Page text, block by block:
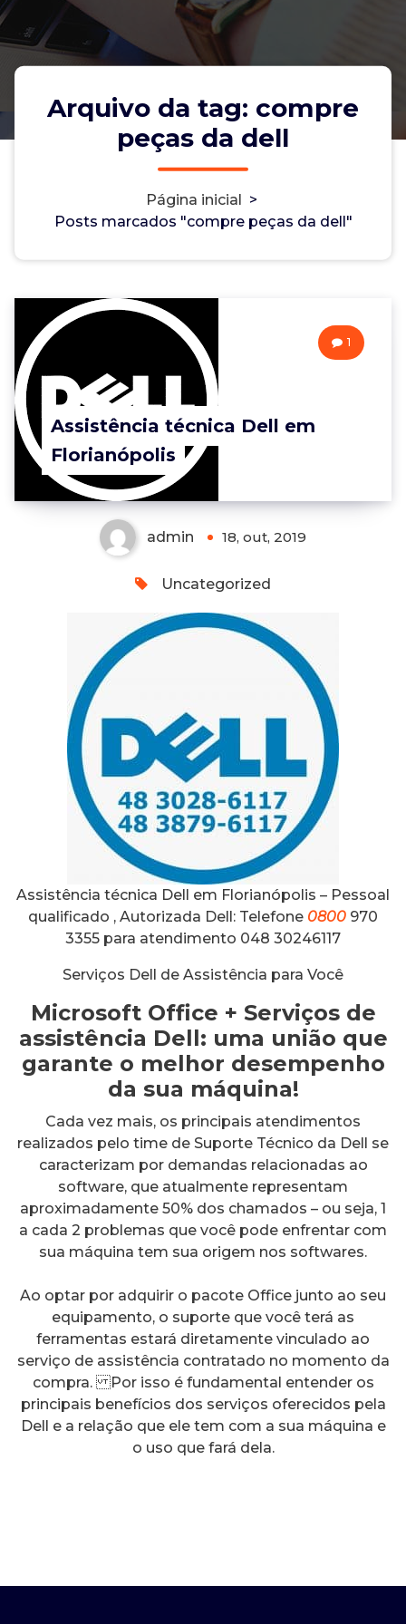
Arquivo da tag: compre
peças da dell
Página inicial >
Posts marcados "compre peças da dell"
Assistência técnica Dell em
Florianópolis
1
admin 18, out, 2019
Uncategorized
Assistência técnica Dell em Florianópolis – Pessoal
qualificado , Autorizada Dell: Telefone 0800 970
3355 para atendimento 048 30246117
Serviços Dell de Assistência para Você
Microsoft Office + Serviços de
assistência Dell: uma união que
garante o melhor desempenho
da sua máquina!
Cada vez mais, os principais atendimentos
realizados pelo time de Suporte Técnico da Dell se
caracterizam por demandas relacionadas ao
software, que atualmente representam
aproximadamente 50% dos chamados – ou seja, 1
a cada 2 problemas que você pode enfrentar com
sua máquina tem sua origem nos softwares.
Ao optar por adquirir o pacote Office junto ao seu
equipamento, o suporte que você terá as
ferramentas estará diretamente vinculado ao
serviço de assistência contratado no momento da
compra. Por isso é fundamental entender os
principais benefícios dos serviços oferecidos pela
Dell e a relação que ele tem com a sua máquina e
o uso que fará dela.